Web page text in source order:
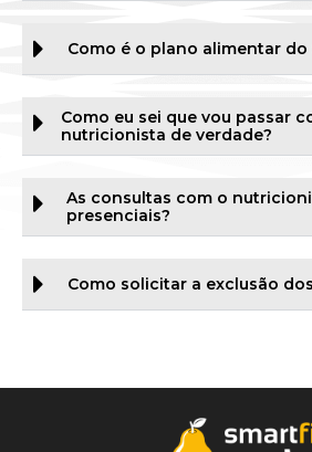
Como é o plano alimentar do
Como eu sei que vou passar
nutricionista de verdade?
As consultas com o
presenciais?
Como solicitar a exclusão